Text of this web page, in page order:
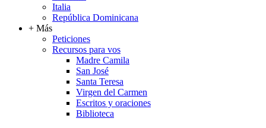
Italia
República Dominicana
+ Más
Peticiones
Recursos para vos
Madre Camila
San José
Santa Teresa
Virgen del Carmen
Escritos y oraciones
Biblioteca